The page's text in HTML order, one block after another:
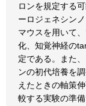
ロンを規定する
ーロジェネシン
マウスを用いて
化、知覚神経の
定である。また
ンの初代培養を
えたときの軸策
較する実験の準